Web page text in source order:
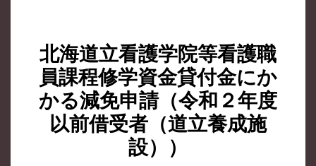
北海道立看護学院等看護職
員課程修学資金貸付金にか
かる減免申請（令和２年度
以前借受者（道立養成施
設））